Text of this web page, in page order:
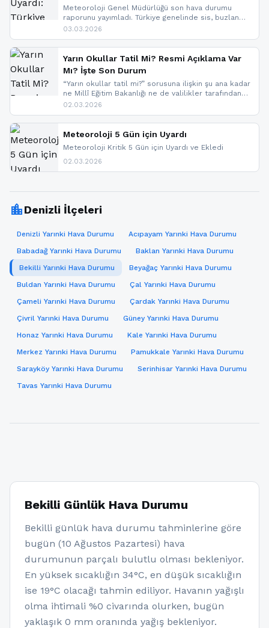
Meteoroloji Genel Müdürlüğü son hava durumu
raporunu yayımladı. Türkiye genelinde sis, buzlanma
ve don beklenirken Doğu Anadolu ve Doğu
yapıldı. İşte son dakika meteoroloji gelişmeleri.
03.03.2026
Yarın Okullar Tatil Mi? Resmi Açıklama Var
Mı? İşte Son Durum
“Yarın okullar tatil mi?” sorusuna ilişkin şu ana kadar
ne Millî Eğitim Bakanlığı ne de valilikler tarafından
yapılmış resmi bir tatil açıklaması bulunmamaktadır.
paylaşacağız. En hızlı şekilde haberdar olmak için
sitemizi takip edebilir ve bildirimleri açabilirsiniz.
02.03.2026
Meteoroloji 5 Gün için Uyardı
Meteoroloji Kritik 5 Gün için Uyardı ve Ekledi
02.03.2026
location_cityDenizli İlçeleri
Denizli Yarınki Hava Durumu
Acıpayam Yarınki Hava Durumu
Babadağ Yarınki Hava Durumu
Baklan Yarınki Hava Durumu
Bekilli Yarınki Hava Durumu
Beyağaç Yarınki Hava Durumu
Buldan Yarınki Hava Durumu
Çal Yarınki Hava Durumu
Çameli Yarınki Hava Durumu
Çardak Yarınki Hava Durumu
Çivril Yarınki Hava Durumu
Güney Yarınki Hava Durumu
Honaz Yarınki Hava Durumu
Kale Yarınki Hava Durumu
Merkez Yarınki Hava Durumu
Pamukkale Yarınki Hava Durumu
Sarayköy Yarınki Hava Durumu
Serinhisar Yarınki Hava Durumu
Tavas Yarınki Hava Durumu
Bekilli Günlük Hava Durumu
Bekilli günlük hava durumu tahminlerine göre
bugün (10 Ağustos Pazartesi) hava
durumunun parçalı bulutlu olması bekleniyor.
En yüksek sıcaklığın 34°C, en düşük sıcaklığın
ise 19°C olacağı tahmin ediliyor. Havanın yağışlı
olma ihtimali %0 civarında olurken, bugün
yaklaşık 0 mm oranında yağış bekleniyor.